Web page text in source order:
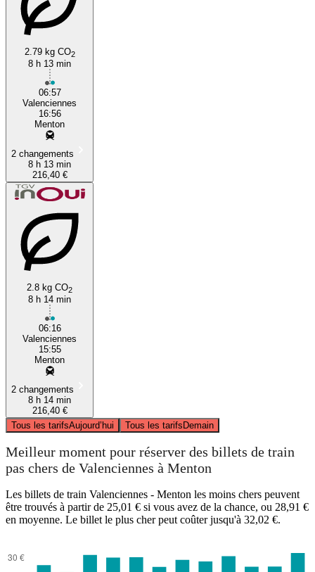
2.79 kg CO2
8 h 13 min
06:57
Valenciennes
16:56
Menton
2 changements
8 h 13 min
216,40 €
2.8 kg CO2
8 h 14 min
06:16
Valenciennes
15:55
Menton
2 changements
8 h 14 min
216,40 €
Tous les tarifsAujourd’hui Tous les tarifsDemain
Meilleur moment pour réserver des billets de train
pas chers de Valenciennes à Menton
Les billets de train Valenciennes - Menton les moins chers peuvent
être trouvés à partir de 25,01 € si vous avez de la chance, ou 28,91 €
en moyenne. Le billet le plus cher peut coûter jusqu'à 32,02 €.